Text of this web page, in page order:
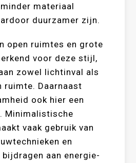
materiaal
duurzamer zijn.
open ruimtes en grote
voor deze stijl,
zowel lichtinval als
ruimte. Daarnaast
ook hier een
Minimalistische
vaak gebruik van
en
aan energie-